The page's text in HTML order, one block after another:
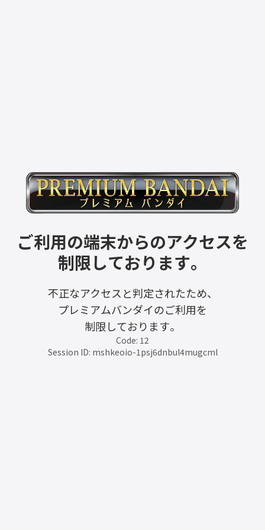
ご利用の端末からのアクセスを
制限しております。
不正なアクセスと判定されたため、
プレミアムバンダイのご利用を
制限しております。
Code: 12
Session ID: mshkeoio-1psj6dnbul4mugcml